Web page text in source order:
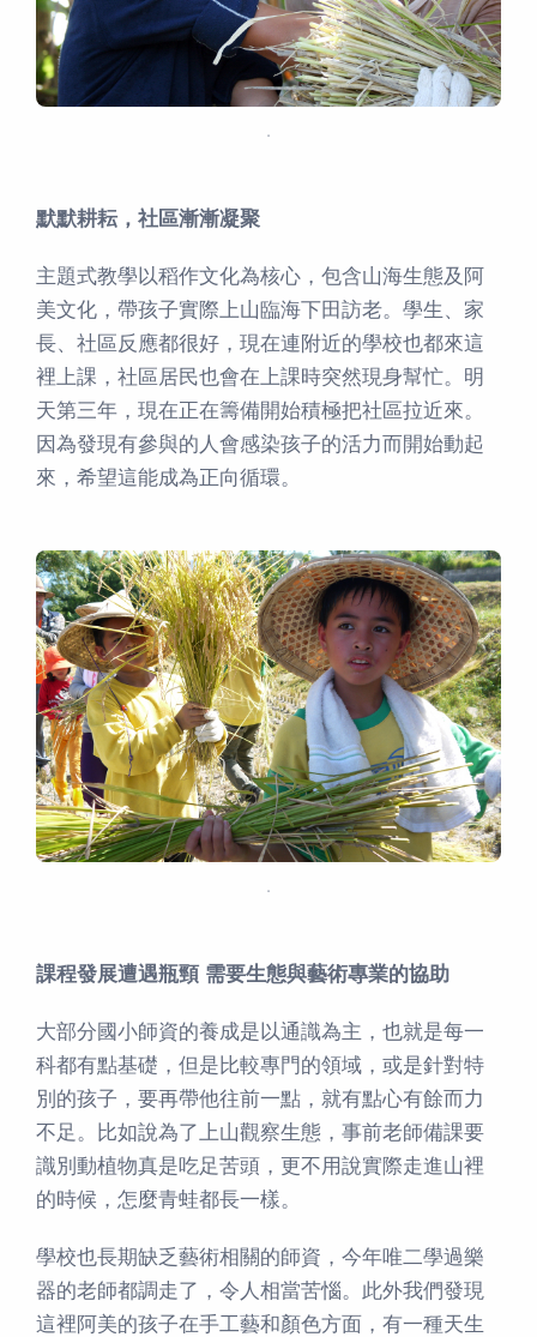
．
默默耕耘，社區漸漸凝聚
主題式教學以稻作文化為核心，包含山海生態及阿
美文化，帶孩子實際上山臨海下田訪老。學生、家
長、社區反應都很好，現在連附近的學校也都來這
裡上課，社區居民也會在上課時突然現身幫忙。明
天第三年，現在正在籌備開始積極把社區拉近來。
因為發現有參與的人會感染孩子的活力而開始動起
來，希望這能成為正向循環。
．
課程發展遭遇瓶頸 需要生態與藝術專業的協助
大部分國小師資的養成是以通識為主，也就是每一
科都有點基礎，但是比較專門的領域，或是針對特
別的孩子，要再帶他往前一點，就有點心有餘而力
不足。比如說為了上山觀察生態，事前老師備課要
識別動植物真是吃足苦頭，更不用說實際走進山裡
的時候，怎麼青蛙都長一樣。
學校也長期缺乏藝術相關的師資，今年唯二學過樂
器的老師都調走了，令人相當苦惱。此外我們發現
這裡阿美的孩子在手工藝和顏色方面，有一種天生